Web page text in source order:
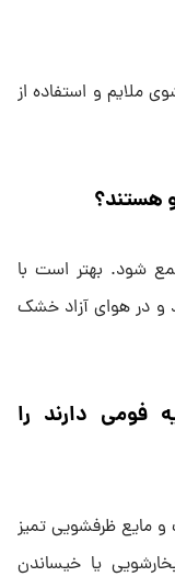
ملایم و استفاده از
هستند؟
شود. بهتر است با
در هوای آزاد خشک
فومی دارند را
مایع ظرفشویی تمیز
یا خیساندن